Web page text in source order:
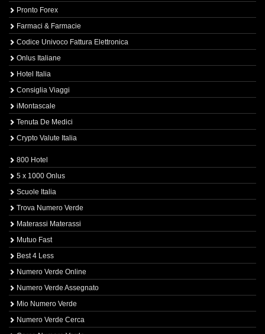
Pronto Forex
Farmaci & Farmacie
Codice Univoco Fattura Elettronica
Onlus Italiane
Hotel Italia
Consiglia Viaggi
iMontascale
Tenuta De Medici
Crypto Valute Italia
800 Hotel
5 x 1000 Onlus
Scuole Italia
Trova Numero Verde
Materassi Materassi
Mutuo Fast
Best 4 Less
Numero Verde Online
Numero Verde Assegnato
Mio Numero Verde
Numero Verde Cerca